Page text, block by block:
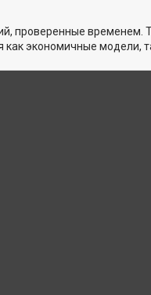
проверенные временем.
экономичные модели,